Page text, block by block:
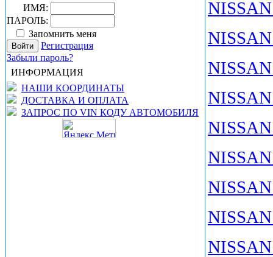
ИМЯ:
ПАРОЛЬ:
Запомнить меня
Регистрация
Забыли пароль?
ИНФОРМАЦИЯ
НАШИ КООРДИНАТЫ
ДОСТАВКА И ОПЛАТА
ЗАПРОС ПО VIN КОДУ АВТОМОБИЛЯ